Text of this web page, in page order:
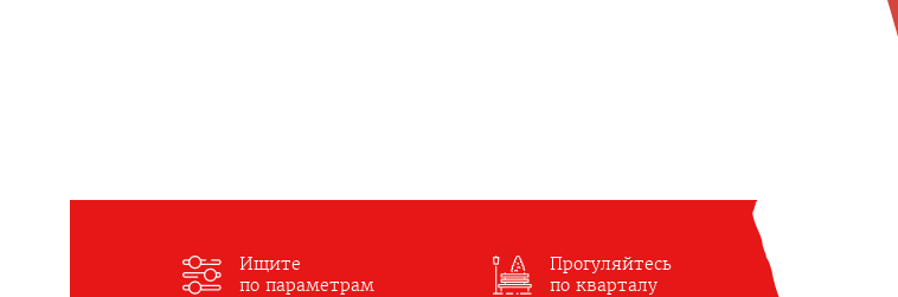
Ищите
по параметрам
Прогуляйтесь
по кварталу